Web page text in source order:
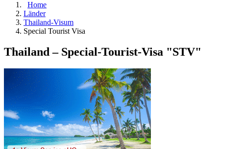
Home
Länder
Thailand-Visum
Special Tourist Visa
Thailand – Special-Tourist-Visa "STV"